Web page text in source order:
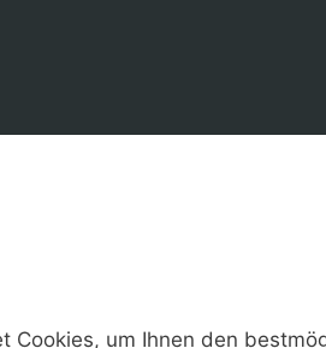
Cookies, um Ihnen den